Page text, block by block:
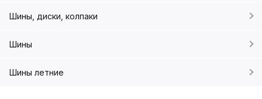
Шины, диски, колпаки
Шины
Шины летние